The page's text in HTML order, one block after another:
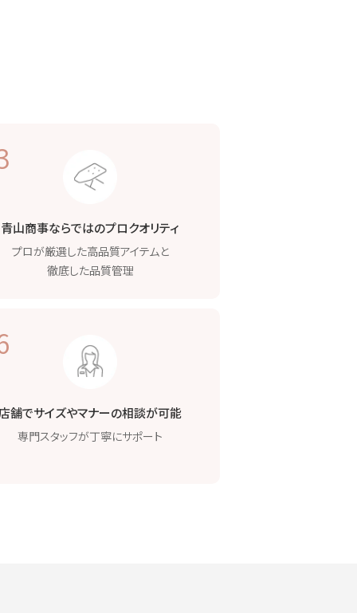
青山商事ならではのプロクオリティ
プロが厳選した高品質アイテムと
徹底した品質管理
舗でサイズやマナーの相談が可能
専門スタッフが丁寧にサポート